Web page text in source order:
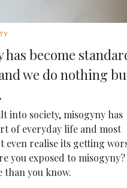
has become
we do nothing
into society, misogyny has
of everyday life and most
even realise its getting
you exposed to
than you know.